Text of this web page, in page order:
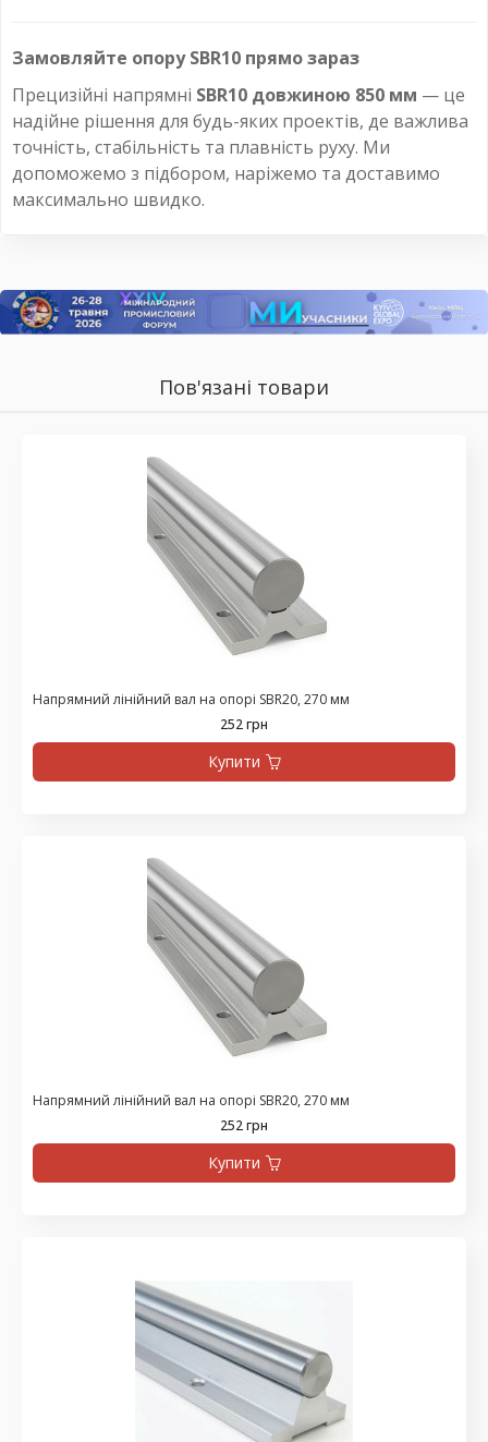
Замовляйте опору SBR10 прямо зараз
Прецизійні напрямні SBR10 довжиною 850 мм — це
надійне рішення для будь-яких проектів, де важлива
точність, стабільність та плавність руху. Ми
допоможемо з підбором, наріжемо та доставимо
максимально швидко.
Пов'язані товари
Напрямний лінійний вал на опорі SBR20, 270 мм
252 грн
Купити
Напрямний лінійний вал на опорі SBR20, 270 мм
252 грн
Купити